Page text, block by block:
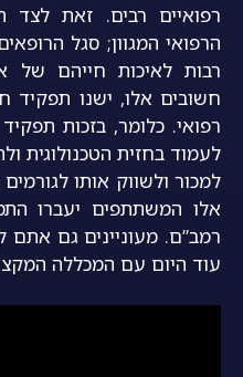
רפואיים רבים. זאת לצד
הרפואי המגוון; סגל
רבות לאיכות חייהם של
חשובים אלו, ישנו תפקיד
רפואי. כלומר, בזכות
לעמוד בחזית הטכנולוגית
למכור ולשווק אותו
אלו המשתתפים יעברו
רמב”ם. מעוניינים גם אתם
עוד היום עם המכללה